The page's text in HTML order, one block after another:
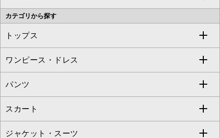
OFUON le MK
MK MICHEL KLEIN HOMME
MK MICHEL KLEIN BAG
カテゴリから探す
トップス
すべてのトップス
カットソー・Tシャツ
ブラウス・シャツ
ニット・セーター
ワンピース・ドレス
すべてのワンピース・ドレス
ワンピース
ドレス
パンツ
すべてのパンツ
フルレングスパンツ
スカート
すべてのスカート
ジャケット・スーツ